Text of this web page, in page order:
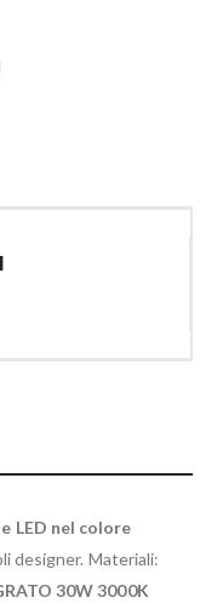
LED nel colore
designer. Materiali:
30W 3000K